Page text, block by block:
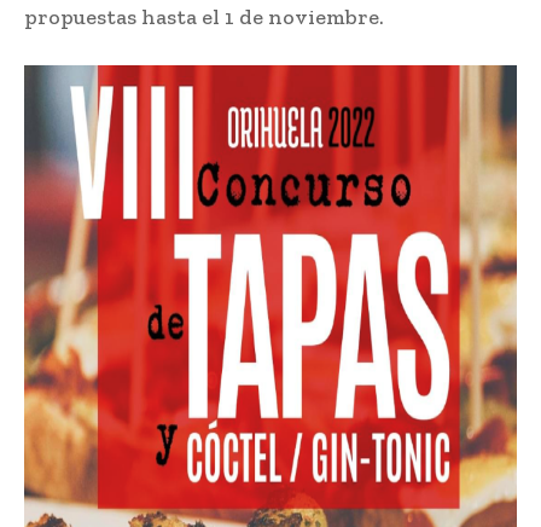
propuestas hasta el 1 de noviembre.